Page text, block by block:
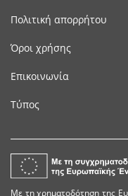
Πολιτική απορρήτου
Όροι χρήσης
Επικοινωνία
Τύπος
Με τη χρηματοδότηση της